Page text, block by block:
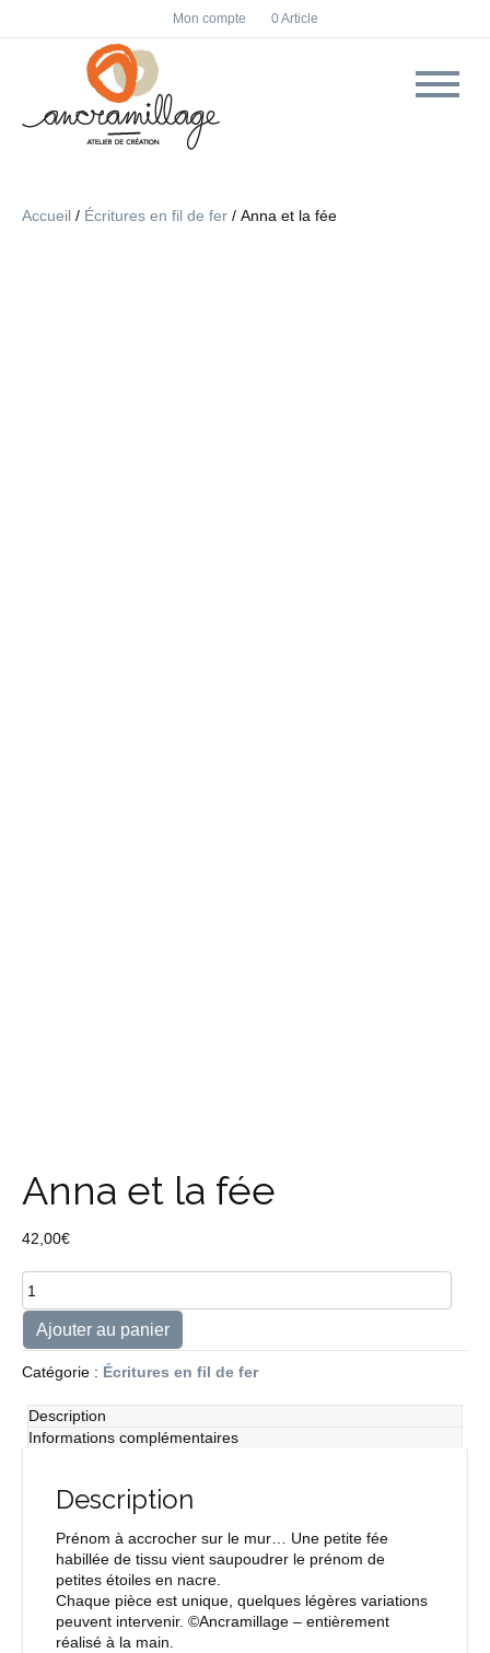
F
a
c
I
n
s
Mon compte 0 Article
Accueil / Écritures en fil de fer / Anna et la fée
Anna et la fée
42,00€
quantité
de
Anna
et
la
Ajouter au panier
Catégorie : Écritures en fil de fer
Description
Informations complémentaires
Description
Prénom à accrocher sur le mur… Une petite fée
habillée de tissu vient saupoudrer le prénom de
petites étoiles en nacre.
Chaque pièce est unique, quelques légères variations
peuvent intervenir. ©Ancramillage – entièrement
réalisé à la main.